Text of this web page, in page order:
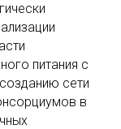
питания с
сети
в